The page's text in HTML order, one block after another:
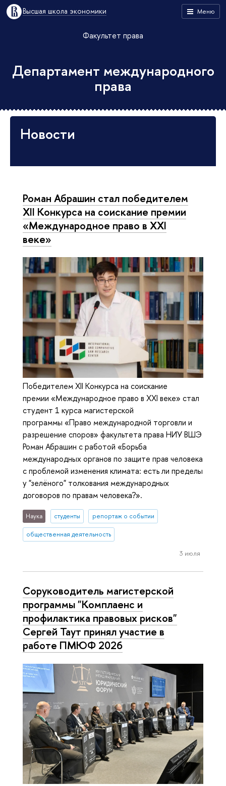
Меню
Высшая школа экономики
Факультет права
Департамент международного
права
Новости
Роман Абрашин стал победителем
XII Конкурса на соискание премии
«Международное право в XXI
веке»
Победителем XII Конкурса на соискание
премии «Международное право в XXI веке» стал
студент 1 курса магистерской
программы «Право международной торговли и
разрешение споров» факультета права НИУ ВШЭ
Роман Абрашин с работой «Борьба
международных органов по защите прав человека
с проблемой изменения климата: есть ли пределы
у "зелёного" толкования международных
договоров по правам человека?».
Наука студенты репортаж о событии
общественная деятельность
3 июля
Соруководитель магистерской
программы "Комплаенс и
профилактика правовых рисков"
Сергей Таут принял участие в
работе ПМЮФ 2026